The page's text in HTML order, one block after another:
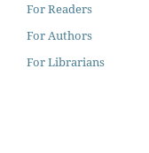
For Readers
For Authors
For Librarians